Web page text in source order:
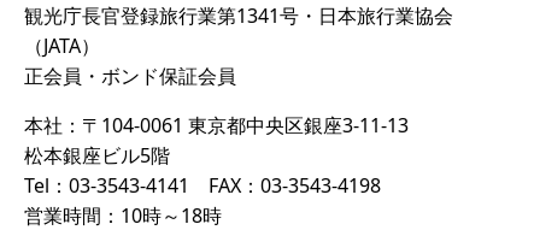
観光庁長官登録旅行業第1341号・日本旅行業協会
（JATA）
正会員・ボンド保証会員
本社：〒104-0061 東京都中央区銀座3-11-13
松本銀座ビル5階
Tel：03-3543-4141 FAX：03-3543-4198
営業時間：10時～18時